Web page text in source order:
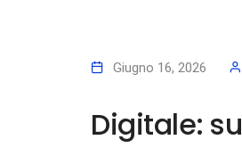
Giugno 16, 2026
Digitale: